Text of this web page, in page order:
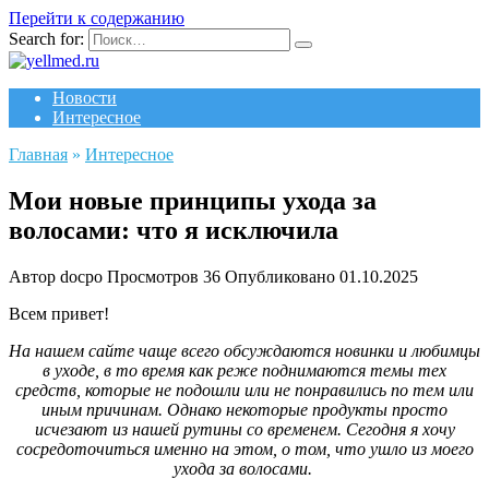
Перейти к содержанию
Search for:
Новости
Интересное
Главная » Интересное
Мои новые принципы ухода за
волосами: что я исключила
Автор docpo Просмотров 36 Опубликовано 01.10.2025
Всем привет!
На нашем сайте чаще всего обсуждаются новинки и любимцы
в уходе, в то время как реже поднимаются темы тех
средств, которые не подошли или не понравились по тем или
иным причинам. Однако некоторые продукты просто
исчезают из нашей рутины со временем. Сегодня я хочу
сосредоточиться именно на этом, о том, что ушло из моего
ухода за волосами.